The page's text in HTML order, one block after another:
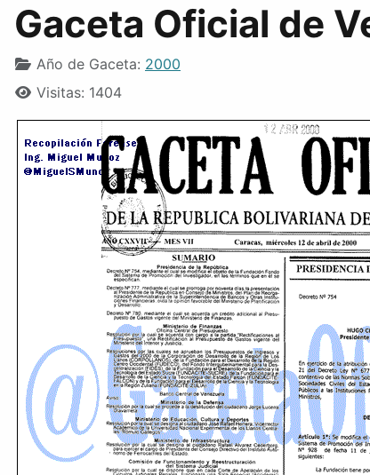
Gaceta Oficial de
Año de Gaceta: 2000
Visitas: 1404